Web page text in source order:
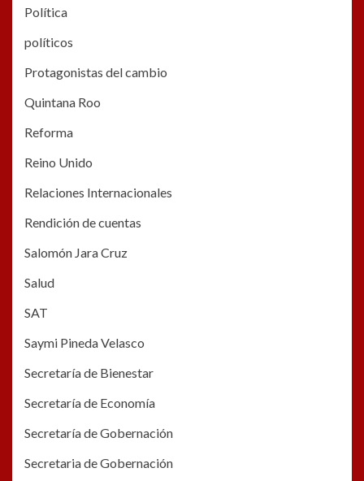
Política
políticos
Protagonistas del cambio
Quintana Roo
Reforma
Reino Unido
Relaciones Internacionales
Rendición de cuentas
Salomón Jara Cruz
Salud
SAT
Saymi Pineda Velasco
Secretaría de Bienestar
Secretaría de Economía
Secretaría de Gobernación
Secretaria de Gobernación